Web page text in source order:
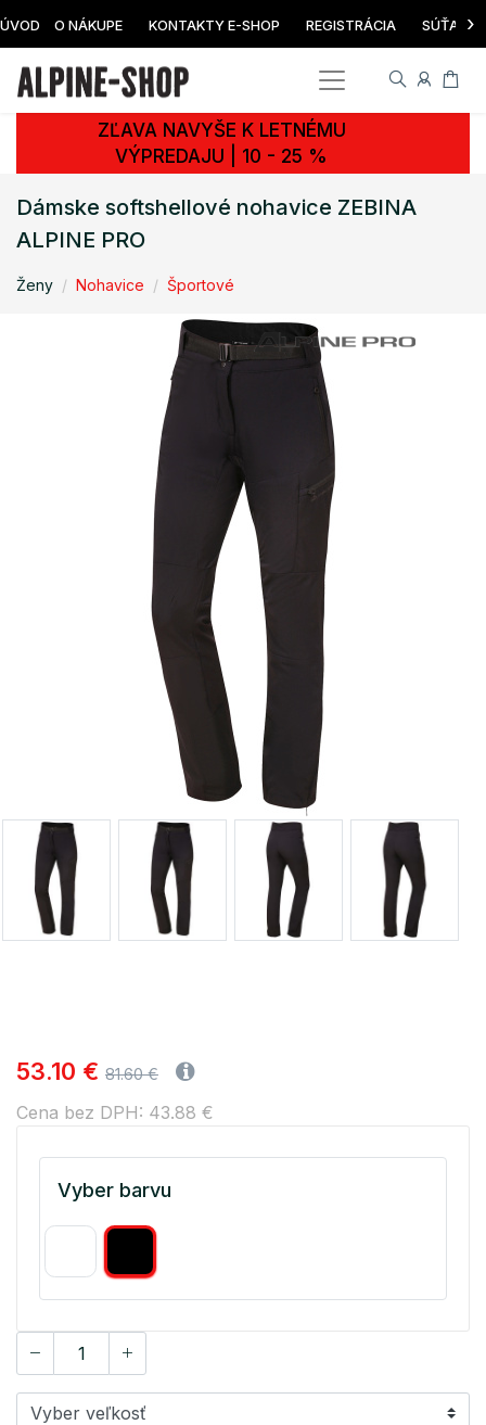
ÚVOD O NÁKUPE KONTAKTY E-SHOP REGISTRÁCIA SÚŤAŽ ›
ZĽAVA NAVYŠE K LETNÉMU
VÝPREDAJU | 10 - 25 %
Dámske softshellové nohavice ZEBINA
ALPINE PRO
Ženy Nohavice Športové
53.10 € 81.60 €
Cena bez DPH: 43.88 €
Vyber barvu